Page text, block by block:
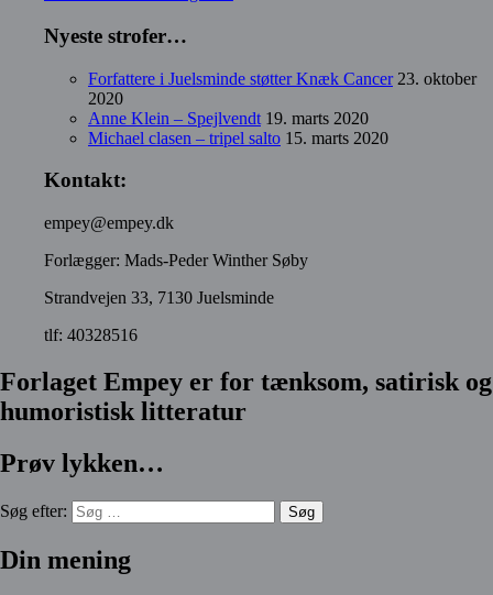
Nyeste strofer…
Forfattere i Juelsminde støtter Knæk Cancer 23. oktober
2020
Anne Klein – Spejlvendt 19. marts 2020
Michael clasen – tripel salto 15. marts 2020
Kontakt:
empey@empey.dk
Forlægger: Mads-Peder Winther Søby
Strandvejen 33, 7130 Juelsminde
tlf: 40328516
Forlaget Empey er for tænksom, satirisk og
humoristisk litteratur
Prøv lykken…
Søg efter:
Din mening